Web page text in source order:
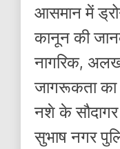
आसमान में
कानून की
नागरिक,
जागरूकता का
नशे के
सुभाष नगर